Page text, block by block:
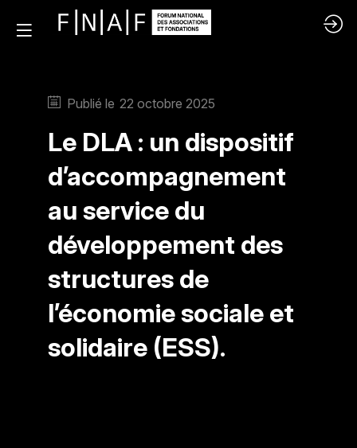
Publié le 22 octobre 2025
Le DLA : un dispositif
d’accompagnement
au service du
développement des
structures de
l’économie sociale et
solidaire (ESS).